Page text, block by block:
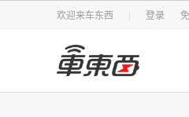
欢迎来车东西 登录
智东西